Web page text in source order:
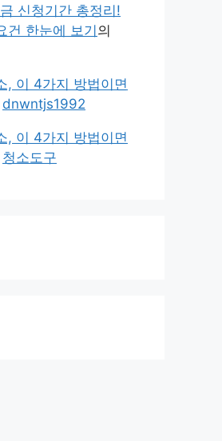
신청기간 총정리!
건 한눈에 보기의
, 이 4가지 방법이면
dnwntjs1992
, 이 4가지 방법이면
청소도구